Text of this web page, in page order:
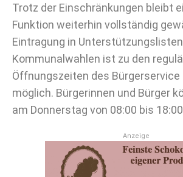
Trotz der Einschränkungen bleibt
Funktion weiterhin vollständig
Eintragung in
Kommunalwahlen ist zu den
Öffnungszeiten des Bürgerservice
möglich. Bürgerinnen und Bürger
am Donnerstag von 08:00 bis
Anzeige